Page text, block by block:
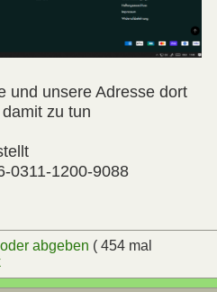
und unsere Adresse dort
zu tun
0311-1200-9088
abgeben ( 454 mal